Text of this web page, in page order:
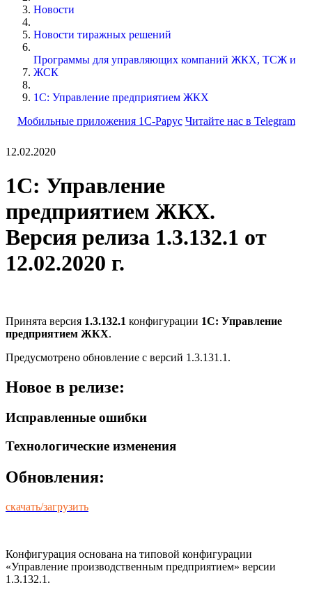
Новости
Новости тиражных решений
Программы для управляющих компаний ЖКХ, ТСЖ и
ЖСК
1С: Управление предприятием ЖКХ
Мобильные приложения 1С-Рарус Читайте нас в Telegram
12.02.2020
1С: Управление
предприятием ЖКХ.
Версия релиза 1.3.132.1 от
12.02.2020 г.
Принята версия 1.3.132.1 конфигурации 1С: Управление
предприятием ЖКХ.
Предусмотрено обновление с версий 1.3.131.1.
Новое в релизе:
Исправленные ошибки
Технологические изменения
Обновления:
скачать/загрузить
Конфигурация основана на типовой конфигурации
«Управление производственным предприятием» версии
1.3.132.1.